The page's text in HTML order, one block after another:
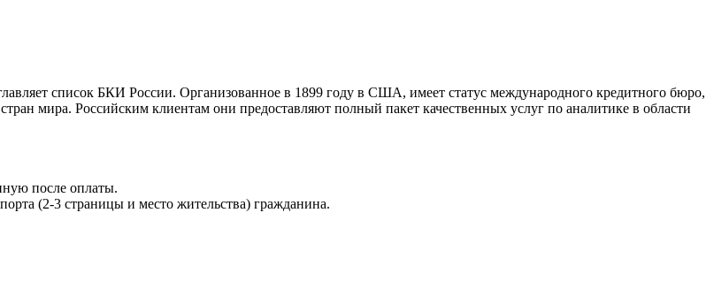
список БКИ России. Организованное в 1899 году в США, имеет статус международного кредитного бюро,
мира. Российским клиентам они предоставляют полный пакет качественных услуг по аналитике в области
после оплаты.
(2-3 страницы и место жительства) гражданина.